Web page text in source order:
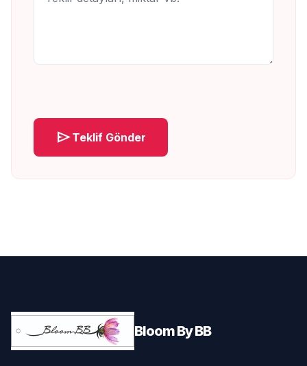
sendTeklif Gönder
Bloom By BB